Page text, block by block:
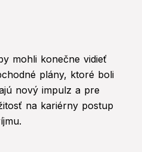
mohli konečne vidieť
plány, ktoré boli
nový impulz a pre
na kariérny postup